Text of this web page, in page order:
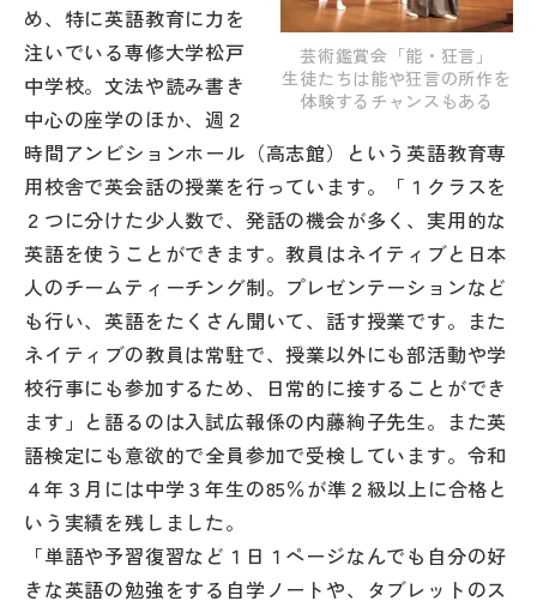
学校からのお知らせ
学校HP最新情報
特集
NettyLandかわら版
その他
お問い合わせ
個人情報保護方針
サイトマップ
芸術鑑賞会「能・狂言」
生徒たちは能や狂言の所作を
体験するチャンスもある
め、特に英語教育に力を
注いでいる専修大学松戸
中学校。文法や読み書き
中心の座学のほか、週２
時間アンビションホール（高志館）という英語教育専
用校舎で英会話の授業を行っています。「１クラスを
２つに分けた少人数で、発話の機会が多く、実用的な
英語を使うことができます。教員はネイティブと日本
人のチームティーチング制。プレゼンテーションなど
も行い、英語をたくさん聞いて、話す授業です。また
ネイティブの教員は常駐で、授業以外にも部活動や学
校行事にも参加するため、日常的に接することができ
ます」と語るのは入試広報係の内藤絢子先生。また英
語検定にも意欲的で全員参加で受検しています。令和
４年３月には中学３年生の85％が準２級以上に合格と
いう実績を残しました。
「単語や予習復習など１日１ページなんでも自分の好
きな英語の勉強をする自学ノートや、タブレットのス